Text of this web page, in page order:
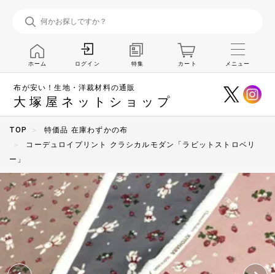
布が安い！生地・洋裁材料の通販
大塚屋ネットショップ
ホーム ログイン 特集 カート メニュー
TOP
特価品 在庫わずかの布
コーデュロイプリント クラシカルモダン「ラビットストロベリ
ー」